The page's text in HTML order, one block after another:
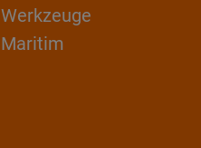
Werkzeuge
Maritim